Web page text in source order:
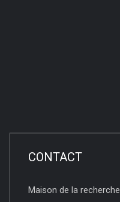
CONTACT
Maison de la recherche